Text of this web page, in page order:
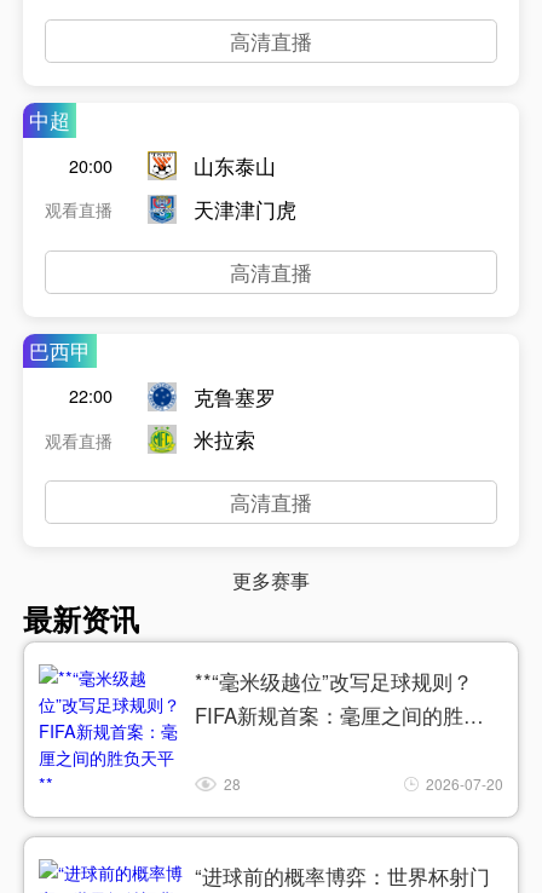
高清直播
中超
20:00
观看直播
山东泰山
天津津门虎
高清直播
巴西甲
22:00
观看直播
克鲁塞罗
米拉索
高清直播
更多赛事
最新资讯
**“毫米级越位”改写足球规则？
FIFA新规首案：毫厘之间的胜负
28 2026-07-20
“进球前的概率博弈：世界杯射门